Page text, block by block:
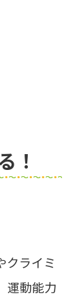
！
クライミ
運動能力